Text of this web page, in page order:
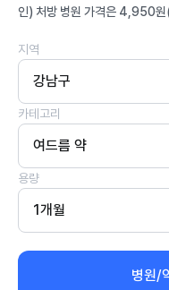
인) 처방 병원 가격은 4,950원
지역
강남구
카테고리
여드름 약
용량
1개월
병원/